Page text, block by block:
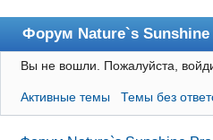
Форум Nature`s
Форум
Каталог Россия
Каталог Украина
Вы не вошли. Пожалуйста,
Активные темы Темы без